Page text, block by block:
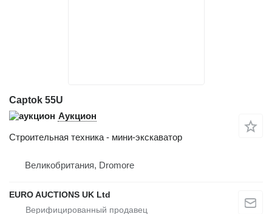
Captok 55U
Аукцион
Строительная техника - мини-экскаватор
Великобритания, Dromore
EURO AUCTIONS UK Ltd